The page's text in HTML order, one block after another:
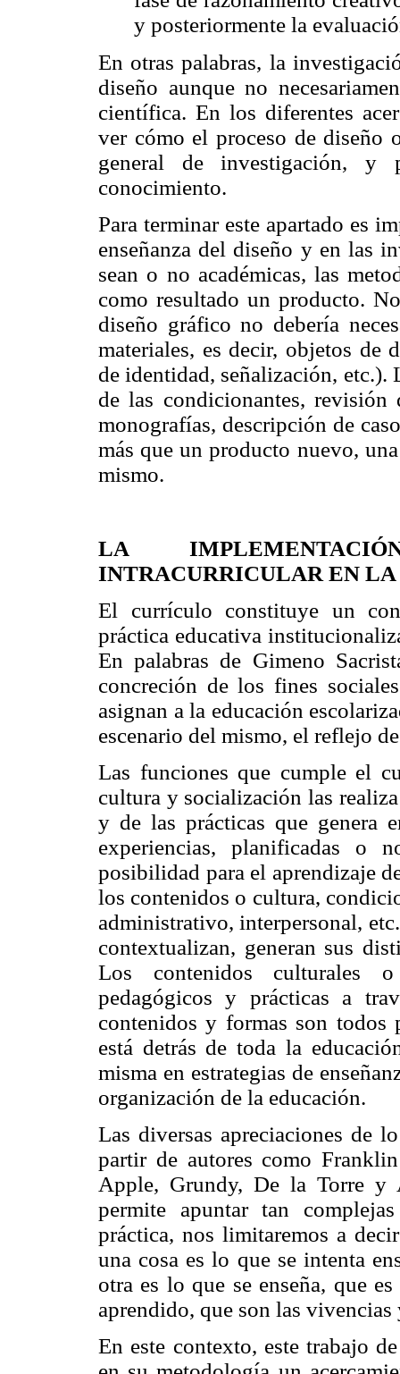
y posteriormente la
En otras palabras, la
diseño aunque no
científica. En los diferentes
ver cómo el proceso de diseño
general de investigación, y
conocimiento.
Para terminar este apartado es
enseñanza del diseño y en las
sean o no académicas, las
como resultado un producto.
diseño gráfico no debería
materiales, es decir, objetos de
de identidad, señalización, etc.).
de las condicionantes, revisión
monografías, descripción de
más que un producto nuevo,
mismo.
LA
INTRACURRICULAR EN
El currículo constituye un
práctica educativa
En palabras de Gimeno
concreción de los fines
asignan a la educación
escenario del mismo, el reflejo
Las funciones que cumple el
cultura y socialización las
y de las prácticas que genera
experiencias, planificadas o
posibilidad para el aprendizaje
los contenidos o cultura,
administrativo, interpersonal,
contextualizan, generan sus
Los contenidos culturales
pedagógicos y prácticas a
contenidos y formas son todos
está detrás de toda la
misma en estrategias de
organización de la educación.
Las diversas apreciaciones de
partir de autores como
Apple, Grundy, De la Torre y
permite apuntar tan
práctica, nos limitaremos a
una cosa es lo que se intenta
otra es lo que se enseña, que
aprendido, que son las
En este contexto, este trabajo